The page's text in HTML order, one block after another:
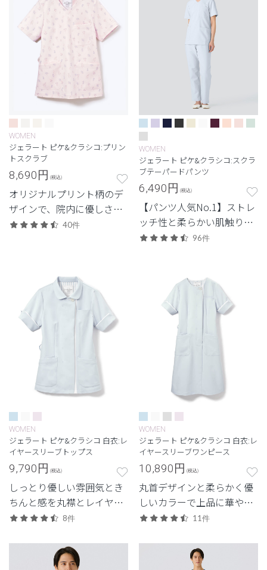
WOMEN
ジェラート ピケ&クラシコ:プリン
トスクラブ
8,690円 (税込)
オリジナルプリント柄のデ
ザインで、院内に優しさと
安心感を
40件
WOMEN
ジェラート ピケ&クラシコ:スクラ
ブテーパードパンツ
6,490円 (税込)
【パンツ人気No.1】ストレ
ッチ性と柔らかい肌触り、
毎日履きたくなる1本。
96件
WOMEN
ジェラート ピケ&クラシコ 白衣:レ
イヤースリーブトップス
9,790円 (税込)
しっとり優しい雰囲気とき
ちんと感を丸襟とレイヤー
カラーが演出。
8件
WOMEN
ジェラート ピケ&クラシコ 白衣:レ
イヤースリーブワンピース
10,890円 (税込)
丸首デザインと柔らかく優
しいカラーで上品に華や
ぐ。
11件